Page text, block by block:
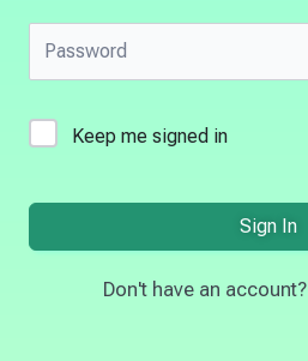
Keep me signed in
Sign In
Don't have an account?